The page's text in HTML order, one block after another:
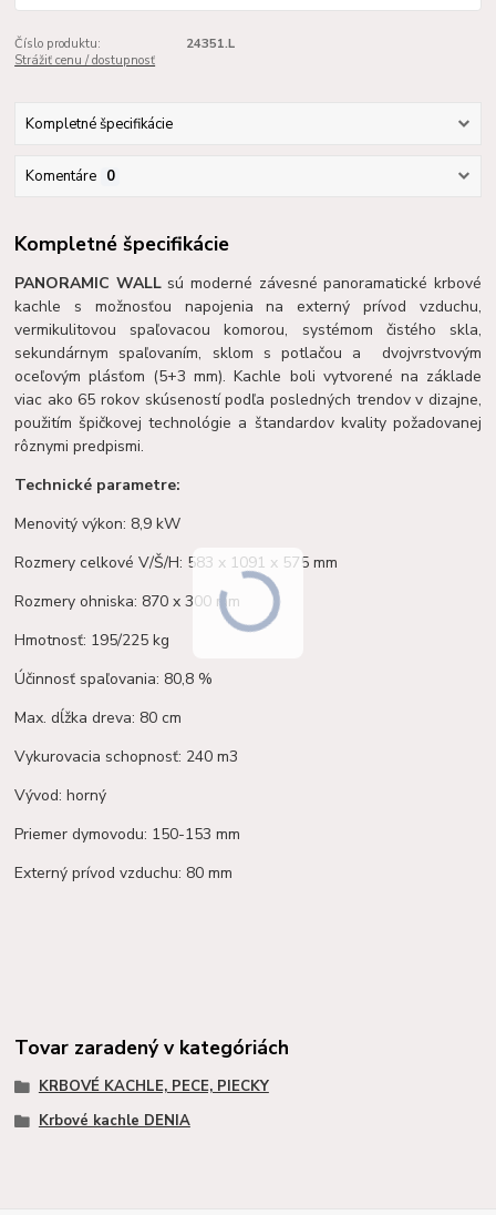
Číslo produktu:
24351.L
Strážiť cenu / dostupnosť
Kompletné špecifikácie
Komentáre 0
Kompletné špecifikácie
PANORAMIC WALL sú moderné závesné panoramatické krbové
kachle s možnosťou napojenia na externý prívod vzduchu,
vermikulitovou spaľovacou komorou, systémom čistého skla,
sekundárnym spaľovaním, sklom s potlačou a dvojvrstvovým
oceľovým plásťom (5+3 mm). Kachle boli vytvorené na základe
viac ako 65 rokov skúseností podľa posledných trendov v dizajne,
použitím špičkovej technológie a štandardov kvality požadovanej
rôznymi predpismi.
Technické parametre:
Menovitý výkon: 8,9 kW
Rozmery celkové V/Š/H: 583 x 1091 x 575 mm
Rozmery ohniska: 870 x 300 mm
Hmotnosť: 195/225 kg
Účinnosť spaľovania: 80,8 %
Max. dĺžka dreva: 80 cm
Vykurovacia schopnosť: 240 m3
Vývod: horný
Priemer dymovodu: 150-153 mm
Externý prívod vzduchu: 80 mm
Tovar zaradený v kategóriách
KRBOVÉ KACHLE, PECE, PIECKY
Krbové kachle DENIA